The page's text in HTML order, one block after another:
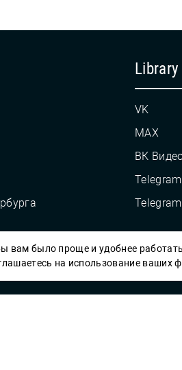
VK
MAX
ВК
Telegram
2012-2026 гг.
вам было проще и удобнее
на использование ваших